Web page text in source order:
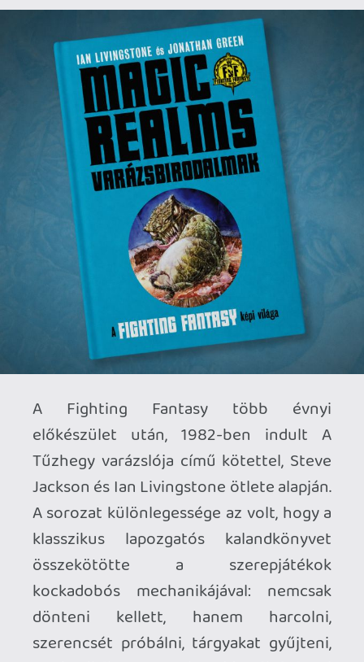
klasszikus lapozgatós kalandkönyvet
összekötötte a szerepjátékok
kockadobós mechanikájával: nemcsak
dönteni kellett, hanem harcolni,
szerencsét próbálni, tárgyakat gyűjteni,
statisztikákat vezetni, majd méltósággal
elbukni egy ajtó mögött lapuló, irreálisan
erős lény ellen. A hivatalos Fighting
Fantasy-oldal szerint a sorozatból
világszerte több mint 20 millió példány
fogyott, legalább háromszor
újraindították, 2024-ben pedig az
Egyesült Államokban is új, sokkötetes
kiadói együttműködéssel kezdődött meg
ismét a terjesztése. Ez azért fontos, mert
a Fighting Fantasy nem pusztán retró
hobbi, hanem ma is működő, élő forma,
amelynek lendületét az időszakos
leállások és a kiadóváltások is csak
tartó Scholastic-korszakban hat új kötet
is készült, a negyvenedik évforduló
környékén pedig Jackson és Livingstone
egyaránt visszatért a sorozathoz.